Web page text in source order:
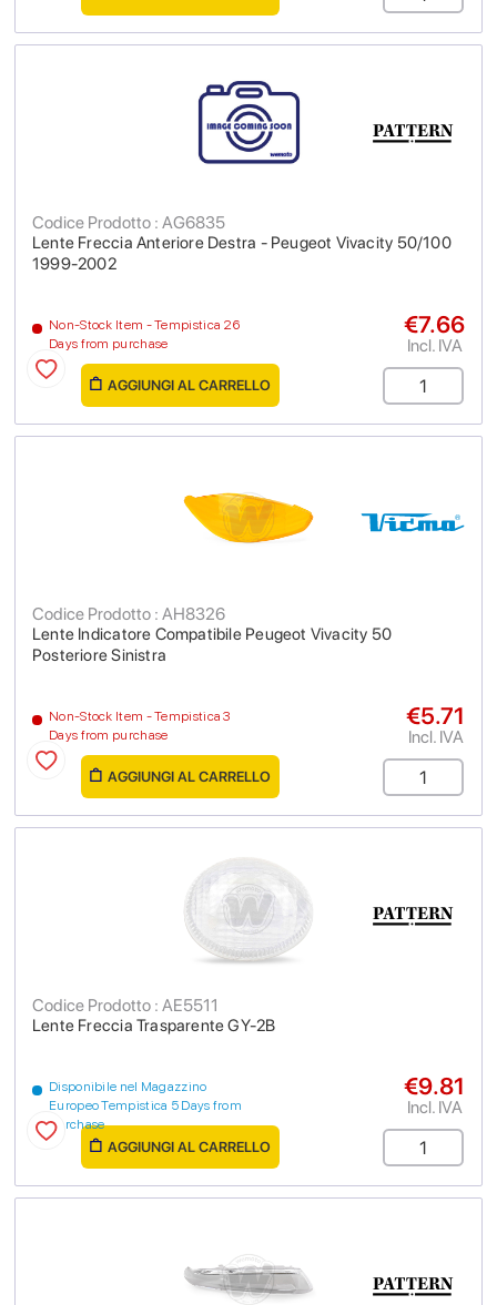
Lente Freccia Anteriore Destra - Peugeot Vivacity 50/100
1999-2002
Codice Prodotto : AG6835
Non-Stock Item - Tempistica 26
Days from purchase
€7.66
Incl. IVA
AGGIUNGI AL CARRELLO
Lente Indicatore Compatibile Peugeot Vivacity 50
Posteriore Sinistra
Codice Prodotto : AH8326
Non-Stock Item - Tempistica 3
Days from purchase
€5.71
Incl. IVA
AGGIUNGI AL CARRELLO
Lente Freccia Trasparente GY-2B
Codice Prodotto : AE5511
Disponibile nel Magazzino
Europeo Tempistica 5 Days from
purchase
€9.81
Incl. IVA
AGGIUNGI AL CARRELLO